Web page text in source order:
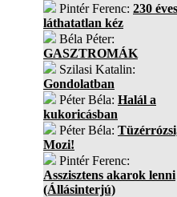
Pintér Ferenc: 230
láthatatlan kéz
Béla Péter:
GASZTROMÁK
Szilasi Katalin:
Gondolatban
Péter Béla: Halál a
kukoricásban
Péter Béla:
Mozi!
Pintér Ferenc:
Asszisztens akarok lenni
(Állásinterjú)